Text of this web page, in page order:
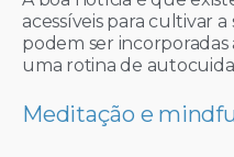
acessíveis para cultivar
podem ser incorporadas
uma rotina de
Meditação e